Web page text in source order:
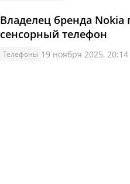
Владелец бренда
сенсорный телефон
Телефоны 19 ноября 2025, 20:14